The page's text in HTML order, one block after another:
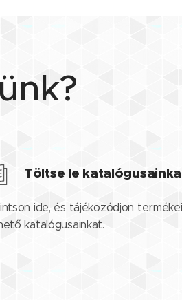
Töltse le
ide, és tájékozódjon
katalógusainkat.